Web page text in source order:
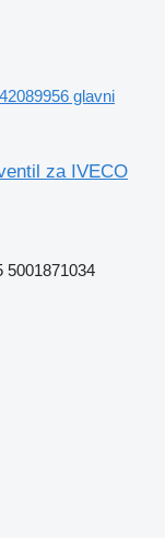
glavni
za IVECO
5001871034